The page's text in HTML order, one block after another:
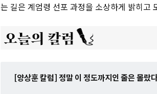
는 길은 계엄령 선포 과정을 소상하게 밝히고
[양상훈 칼럼] 정말 이 정도까지인 줄은 몰랐